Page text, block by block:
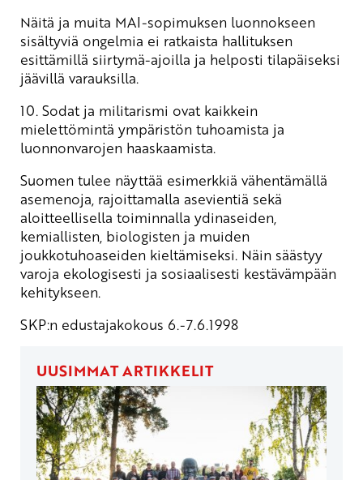
Näitä ja muita MAI-sopimuksen luonnokseen
sisältyviä ongelmia ei ratkaista hallituksen
esittämillä siirtymä-ajoilla ja helposti tilapäiseksi
jäävillä varauksilla.
10. Sodat ja militarismi ovat kaikkein
mielettömintä ympäristön tuhoamista ja
luonnonvarojen haaskaamista.
Suomen tulee näyttää esimerkkiä vähentämällä
asemenoja, rajoittamalla asevientiä sekä
aloitteellisella toiminnalla ydinaseiden,
kemiallisten, biologisten ja muiden
joukkotuhoaseiden kieltämiseksi. Näin säästyy
varoja ekologisesti ja sosiaalisesti kestävämpään
kehitykseen.
SKP:n edustajakokous 6.-7.6.1998
UUSIMMAT ARTIKKELIT